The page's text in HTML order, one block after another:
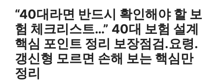
“40대라면 반드시 확인해야 할 보
험 체크리스트…” 40대 보험 설계
핵심 포인트 정리 보장점검.요령.
갱신형 모르면 손해 보는 핵심만
정리